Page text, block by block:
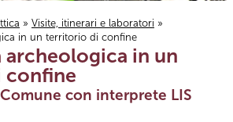
» Visite, itinerari e laboratori »
in un territorio di confine
archeologica in un
con interprete LIS